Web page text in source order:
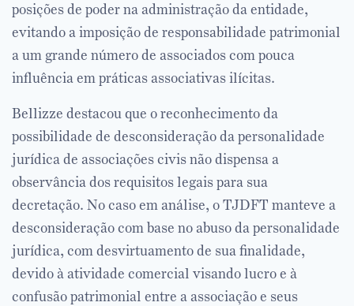
posições de poder na administração da entidade,
evitando a imposição de responsabilidade patrimonial
a um grande número de associados com pouca
influência em práticas associativas ilícitas.
Bellizze destacou que o reconhecimento da
possibilidade de desconsideração da personalidade
jurídica de associações civis não dispensa a
observância dos requisitos legais para sua
decretação. No caso em análise, o TJDFT manteve a
desconsideração com base no abuso da personalidade
jurídica, com desvirtuamento de sua finalidade,
devido à atividade comercial visando lucro e à
confusão patrimonial entre a associação e seus